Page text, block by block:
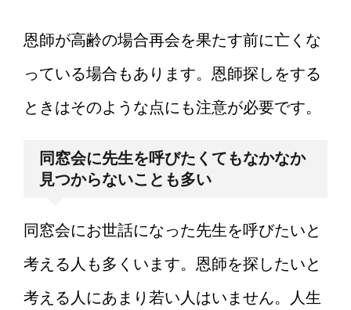
恩師が高齢の場合再会を果たす前に亡くな
っている場合もあります。恩師探しをする
ときはそのような点にも注意が必要です。
同窓会に先生を呼びたくてもなかなか
見つからないことも多い
同窓会にお世話になった先生を呼びたいと
考える人も多くいます。恩師を探したいと
考える人にあまり若い人はいません。人生